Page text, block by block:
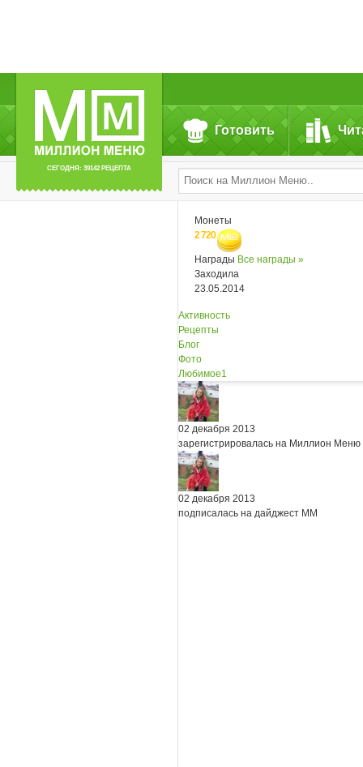
СЕГОДНЯ: 39142 РЕЦЕПТА
Готовить
Монеты
2 720
Награды Все награды »
Заходила
23.05.2014
Активность
Рецепты
Блог
Фото
Любимое1
02 декабря 2013
зарегистрировалась на Миллион Меню
02 декабря 2013
подписалась на дайджест ММ